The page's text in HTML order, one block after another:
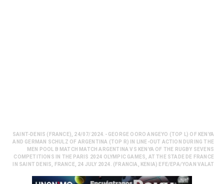
SAINT-DENIS (FRANCE), 24/07/2024.- GEORGE OORO ANGEYO (TOP L) OF KENYA
AND GERMAN SCHULZ OF ARGENTINA (TOP R) IN LINE-OUT ACTION DURING THE
MEN POOL B MATCH MATCH ARGENTINA VS KENYA OF THE RUGBY SEVENS
COMPETITIONS IN THE PARIS 2024 OLYMPIC GAMES, AT THE STADE DE FRANCE
IN SAINT DENIS, FRANCE, 24 JULY 2024. (FRANCIA, KENIA) EFE/EPA/YOAN VALAT